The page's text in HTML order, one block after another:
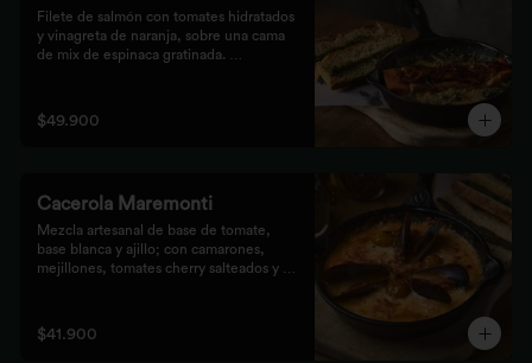
Filete de salmón con tomates hidratados
y vinagreta de naranja, sobre una cama
de mix de espinaca gratinada.
$49.900
Cacerola Maremonti
Mezcla artesanal de base de tomate,
base blanca y ajillo; con camarones,
mejillones, tomates cherry salteados y
pan focaccia con pesto verde rústico.
$41.900